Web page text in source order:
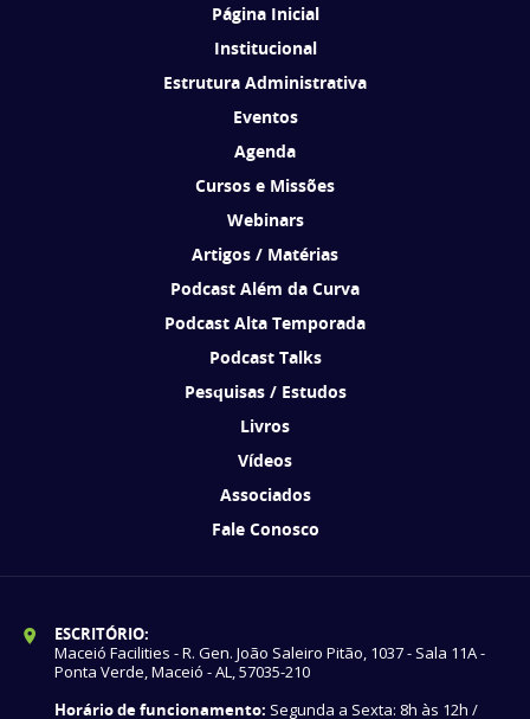
Página Inicial
Institucional
Estrutura Administrativa
Eventos
Agenda
Cursos e Missões
Webinars
Artigos / Matérias
Podcast Além da Curva
Podcast Alta Temporada
Podcast Talks
Pesquisas / Estudos
Livros
Vídeos
Associados
Fale Conosco
ESCRITÓRIO:
Maceió Facilities - R. Gen. João Saleiro Pitão, 1037 - Sala 11A -
Ponta Verde, Maceió - AL, 57035-210
Horário de funcionamento: Segunda a Sexta: 8h às 12h /